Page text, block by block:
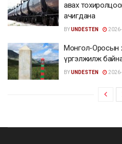
авах
ачигдана
BYUNDESTEN
Монгол-Оросын
үргэлжилж
BYUNDESTEN